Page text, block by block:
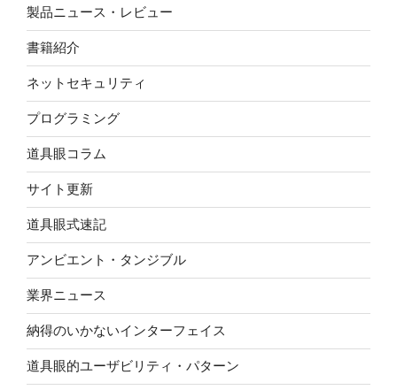
製品ニュース・レビュー
書籍紹介
ネットセキュリティ
プログラミング
道具眼コラム
サイト更新
道具眼式速記
アンビエント・タンジブル
業界ニュース
納得のいかないインターフェイス
道具眼的ユーザビリティ・パターン